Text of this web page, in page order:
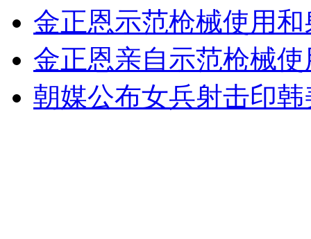
外交部：反对强权政治霸凌主义
外交部：有关国家言论片面不公正
金正恩示范枪械使用
金正恩亲自示范枪械
朝媒公布女兵射击印